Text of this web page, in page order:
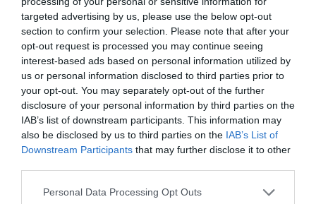
targeted advertising by us, please use the below opt-out
section to confirm your selection. Please note that after your
opt-out request is processed you may continue seeing
interest-based ads based on personal information utilized by
us or personal information disclosed to third parties prior to
your opt-out. You may separately opt-out of the further
disclosure of your personal information by third parties on the
IAB’s list of downstream participants. This information may
also be disclosed by us to third parties on the IAB’s List of
Downstream Participants that may further disclose it to other
Please note that this website/app uses one or more Google
Personal Data Processing Opt Outs
Sándor Mária ápolónő azt mondta, hogy a
magyar egészségügyért áll ismét a
pedagógusok színpadán. Úgy fogalmazott:
"beteg az ország". Azt kérte, gyógyítsák meg
együtt és július 1-re demonstrációt hirdetett a
Kossuth térre.